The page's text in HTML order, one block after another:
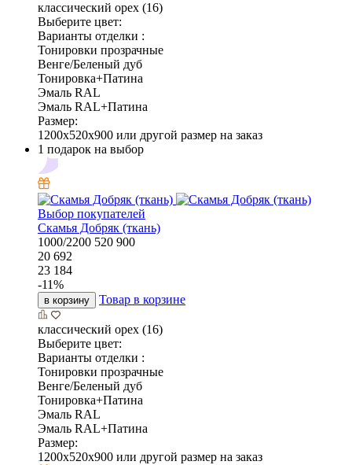
классический орех (16)
Выберите цвет:
Варианты отделки :
Тонировки прозрачные
Венге/Беленый дуб
Тонировка+Патина
Эмаль RAL
Эмаль RAL+Патина
Размер:
1200x520x900 или другой размер на заказ
1 подарок на выбор
Выбор покупателей
Скамья Добряк (ткань)
1000/2200 520 900
20 692
23 184
-11%
в корзину Товар в корзине
классический орех (16)
Выберите цвет:
Варианты отделки :
Тонировки прозрачные
Венге/Беленый дуб
Тонировка+Патина
Эмаль RAL
Эмаль RAL+Патина
Размер:
1200x520x900 или другой размер на заказ